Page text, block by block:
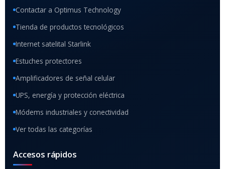
Contactar a Optimus Technology
Tienda de productos tecnológicos
Internet satelital Starlink
Estuches protectores
Amplificadores de señal celular
UPS, energía y protección eléctrica
Módems industriales y conectividad
Ver todas las categorías
Accesos rápidos